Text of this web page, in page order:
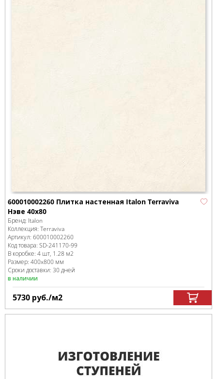
600010002260 Плитка настенная Italon Terraviva
Нэве 40x80
Бренд: Italon
Коллекция: Terraviva
Артикул: 600010002260
Код товара: SD-241170-99
В коробке: 4 шт, 1.28 м2
Размер: 400x800 мм
Сроки доставки: 30 дней
в наличии
5730 руб./м2